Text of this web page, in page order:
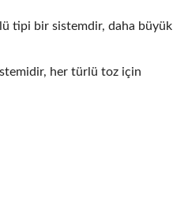
tipi bir sistemdir, daha büyük
her türlü toz için